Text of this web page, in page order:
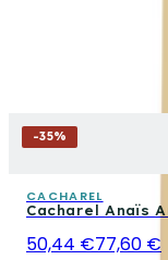
-35%
CACHAREL
Cacharel Anaïs
50,44 €77,60 €